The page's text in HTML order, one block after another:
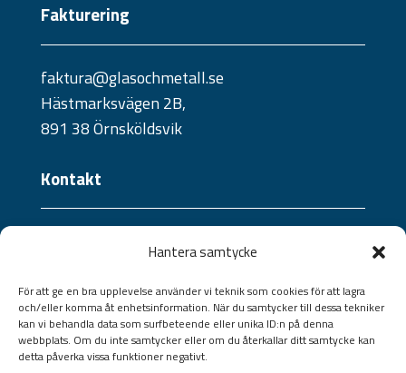
Hantera samtycke
För att ge en bra upplevelse använder vi teknik som cookies för att lagra
och/eller komma åt enhetsinformation. När du samtycker till dessa tekniker
kan vi behandla data som surfbeteende eller unika ID:n på denna
webbplats. Om du inte samtycker eller om du återkallar ditt samtycke kan
detta påverka vissa funktioner negativt.
Fakturering
faktura@glasochmetall.se
Hästmarksvägen 2B,
891 38 Örnsköldsvik
Kontakt
Jourtelefon:
070 - 241 57 09 /073 - 824 36 40
Jourtelefon portar:
070-528 13 27